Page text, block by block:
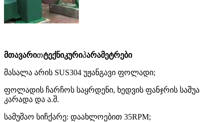
მთავარითტექნიკურიპარამეტრები
მასალა არის SUS304 უჟანგავი ფოლადი;
ფოლადის ჩარჩოს საყრდენი, ხედვის ფანჯრის
კარადა და ა.შ.
სამუშაო სიჩქარე: დაახლოებით 35RPM;